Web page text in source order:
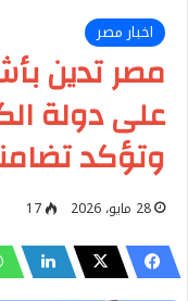
اخبار مصر
مصر تدين
على دولة
وتؤكد
28 مايو، 2026 17